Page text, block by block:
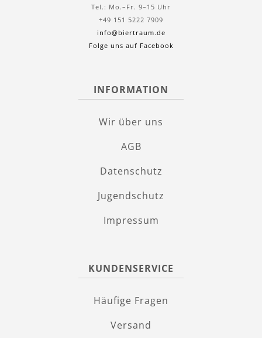
Tel.: Mo.–Fr. 9–15 Uhr
+49 151 5222 7909
info@biertraum.de
Folge uns auf Facebook
INFORMATION
Wir über uns
AGB
Datenschutz
Jugendschutz
Impressum
KUNDENSERVICE
Häufige Fragen
Versand